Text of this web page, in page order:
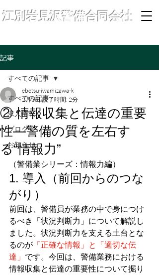
江別岩見沢警備合同会社
記事
すべての記事
求人情報
ブログ
お知らせ
すべての記事
② 情報収集と伝達の重要
性―警備の質を左右す
る“情報力”
ebetsu-iwamizawa-k
2月3日 読了時間: 2分
（警備業シリーズ：情報力編）
1. 導入（前回からのつな
がり）
前回は、警備員が業務の中で身につけ
るべき「状況判断力」について解説し
ました。状況判断力を支える土台とな
るのが 「正確な情報」と「適切な伝
達」 です。今回は、警備業務における
情報収集と伝達の重要性について掘り